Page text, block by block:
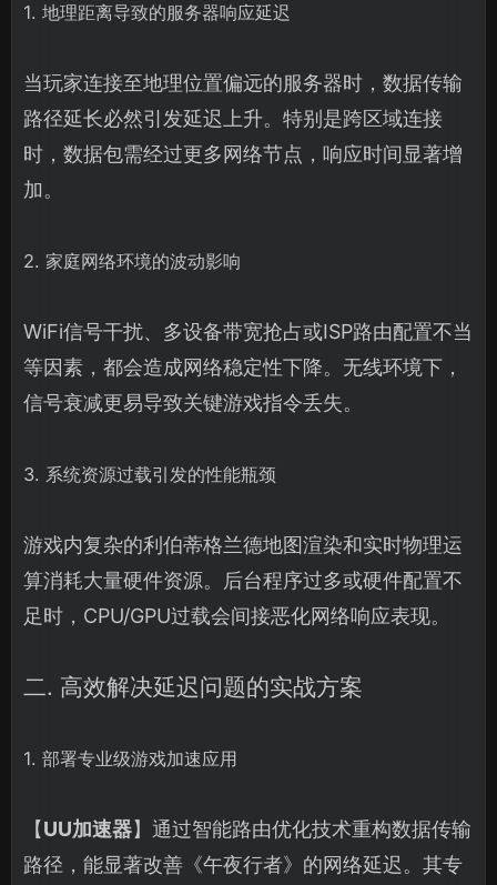
1. 地理距离导致的服务器响应延迟
当玩家连接至地理位置偏远的服务器时，数据传输
路径延长必然引发延迟上升。特别是跨区域连接
时，数据包需经过更多网络节点，响应时间显著增
加。
2. 家庭网络环境的波动影响
WiFi信号干扰、多设备带宽抢占或ISP路由配置不当
等因素，都会造成网络稳定性下降。无线环境下，
信号衰减更易导致关键游戏指令丢失。
3. 系统资源过载引发的性能瓶颈
游戏内复杂的利伯蒂格兰德地图渲染和实时物理运
算消耗大量硬件资源。后台程序过多或硬件配置不
足时，CPU/GPU过载会间接恶化网络响应表现。
二. 高效解决延迟问题的实战方案
1. 部署专业级游戏加速应用
【UU加速器】通过智能路由优化技术重构数据传输
路径，能显著改善《午夜行者》的网络延迟。其专